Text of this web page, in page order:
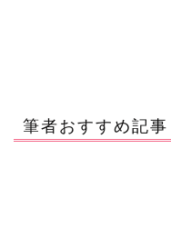
筆者おすすめ記事